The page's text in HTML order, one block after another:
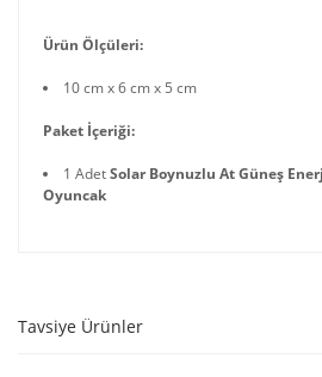
Ürün Ölçüleri:
10 cm x 6 cm x 5 cm
Paket İçeriği:
1 AdetSolar Boynuzlu At Güneş
Oyuncak
Tavsiye Ürünler